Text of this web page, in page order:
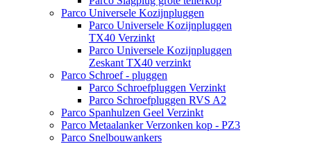
Parco Universele Kozijnpluggen
Parco Universele Kozijnpluggen
TX40 Verzinkt
Parco Universele Kozijnpluggen
Zeskant TX40 verzinkt
Parco Schroef - pluggen
Parco Schroefpluggen Verzinkt
Parco Schroefpluggen RVS A2
Parco Spanhulzen Geel Verzinkt
Parco Metaalanker Verzonken kop - PZ3
Parco Snelbouwankers